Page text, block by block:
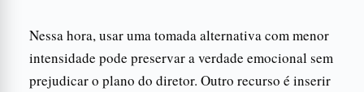
Nessa hora, usar uma tomada alternativa com menor
intensidade pode preservar a verdade emocional sem
prejudicar o plano do diretor. Outro recurso é inserir